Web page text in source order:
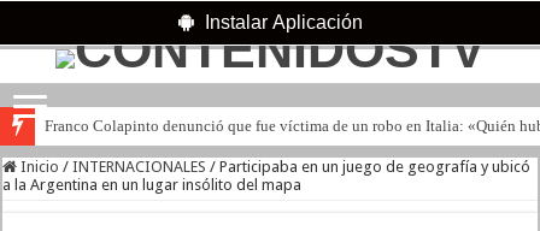
Instalar Aplicación
Franco Colapinto denunció que fue víctima de un robo en Italia: «Quién
Inicio / INTERNACIONALES / Participaba en un juego de geografía y ubicó
a la Argentina en un lugar insólito del mapa